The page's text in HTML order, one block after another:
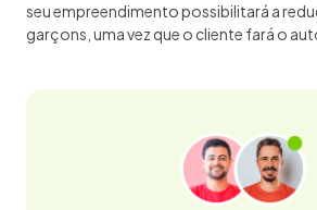
seu empreendimento possibilitará a
garçons, uma vez que o cliente fará o